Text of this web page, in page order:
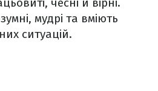
мудрі та вміють
ситуацій.